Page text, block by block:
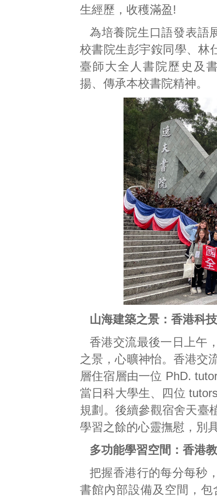
生經歷，收穫滿盈!
為培養院生口語發表語
校書院生彭宇銨同學、林
臺師大全人書院歷史及
揚、傳承本校書院精神。
山海建築之景： 香港科
香港交流最後一日上午
之景，心曠神怡。香港交
層住宿層由一位 PhD.
當日科大學生、四位
規劃。後續參觀宿舍天臺
學習之餘的心靈撫慰，別
多功能學習空間： 香港
把握香港行的每分每秒
書館內部設備及空間，包